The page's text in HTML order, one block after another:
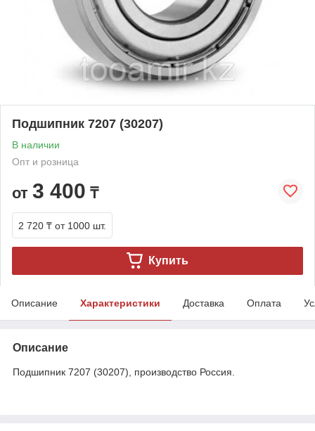
Подшипник 7207 (30207)
В наличии
Опт и розница
от 3 400 ₸
2 720 ₸ от 1000 шт.
Купить
Описание Характеристики Доставка Оплата
Описание
Подшипник 7207 (30207), производство Россия.